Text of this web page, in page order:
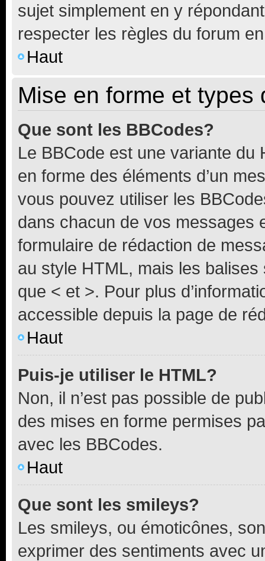
sujet simplement en y
respecter les règles du forum
Haut
Mise en forme et types
Que sont les BBCodes?
Le BBCode est une variante du
en forme des éléments d’un
vous pouvez utiliser les
dans chacun de vos messages
formulaire de rédaction de
au style HTML, mais les
que < et >. Pour plus
accessible depuis la page de
Haut
Puis-je utiliser le HTML?
Non, il n’est pas possible de
des mises en forme permises
avec les BBCodes.
Haut
Que sont les smileys?
Les smileys, ou émoticônes,
exprimer des sentiments avec